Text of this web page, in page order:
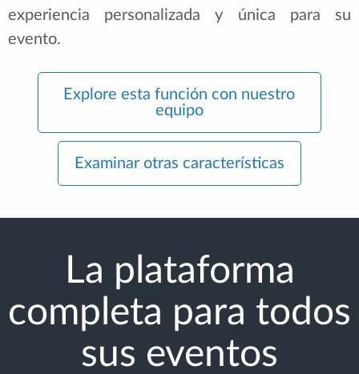
experiencia personalizada y única para su
evento.
Explore esta función con nuestro
equipo
Examinar otras características
La plataforma
completa para todos
sus eventos